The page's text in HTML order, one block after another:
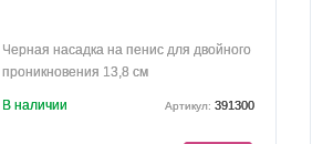
Черная насадка на пенис для двойного
проникновения 13,8 см
В наличии Артикул: 391300